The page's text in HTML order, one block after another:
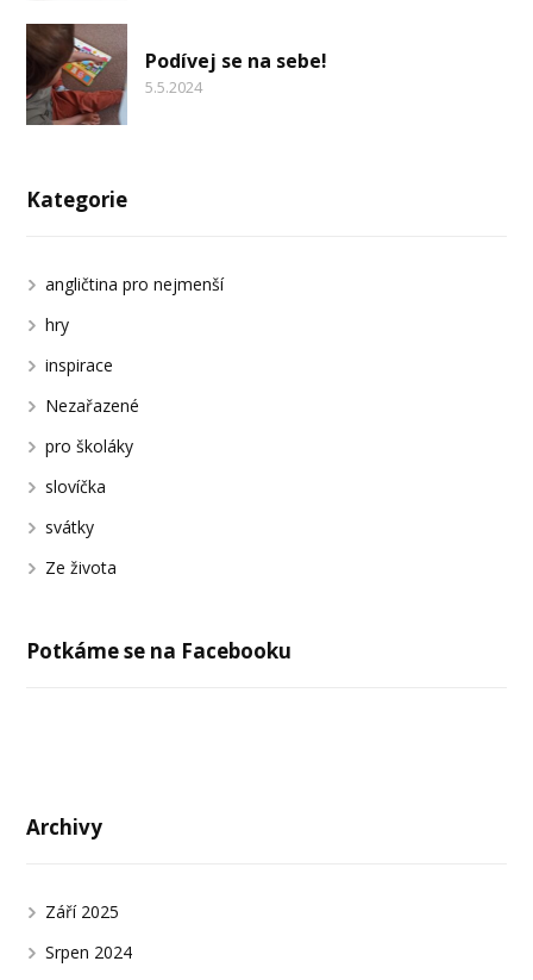
Podívej se na sebe!
5.5.2024
Kategorie
angličtina pro nejmenší
hry
inspirace
Nezařazené
pro školáky
slovíčka
svátky
Ze života
Potkáme se na Facebooku
Archivy
Září 2025
Srpen 2024